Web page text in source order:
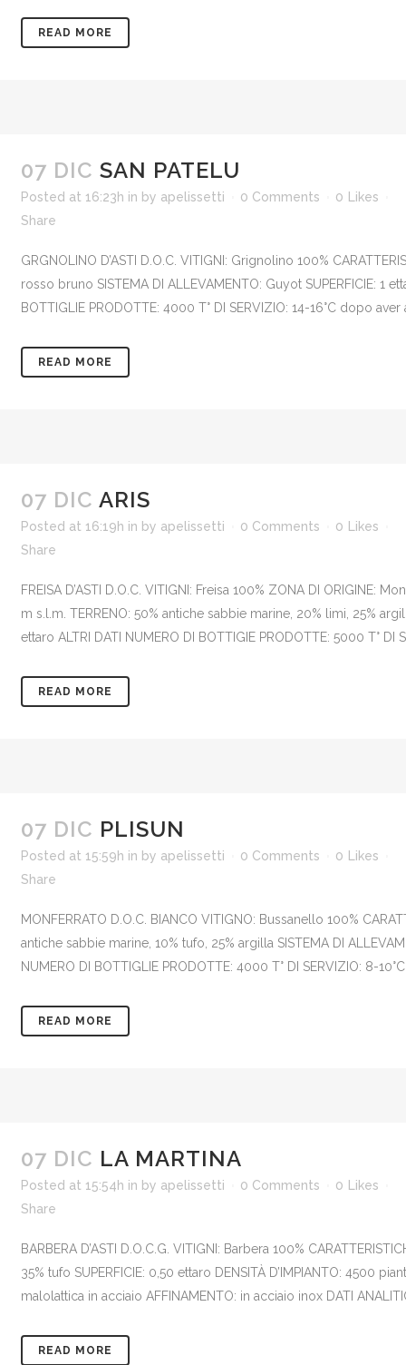
READ MORE
07 DIC SAN PATELU
Posted at 16:23h in by apelissetti 0 Comments 0
Likes
Share
GRGNOLINO D’ASTI D.O.C. VITIGNI: Grignolino 100%
rosso bruno SISTEMA DI ALLEVAMENTO: Guyot SUPERFICIE: 1
BOTTIGLIE PRODOTTE: 4000 T° DI SERVIZIO: 14-16°C dopo
READ MORE
07 DIC ARIS
Posted at 16:19h in by apelissetti 0 Comments 0
Likes
Share
FREISA D’ASTI D.O.C. VITIGNI: Freisa 100% ZONA DI ORIGINE:
m s.l.m. TERRENO: 50% antiche sabbie marine, 20% limi, 25%
ettaro ALTRI DATI NUMERO DI BOTTIGIE PRODOTTE: 5000 T° DI
READ MORE
07 DIC PLISUN
Posted at 15:59h in by apelissetti 0 Comments 0
Likes
Share
MONFERRATO D.O.C. BIANCO VITIGNO: Bussanello 100%
antiche sabbie marine, 10% tufo, 25% argilla SISTEMA DI
NUMERO DI BOTTIGLIE PRODOTTE: 4000 T° DI SERVIZIO: 8-10°C
READ MORE
07 DIC LA MARTINA
Posted at 15:54h in by apelissetti 0 Comments 0
Likes
Share
BARBERA D’ASTI D.O.C.G. VITIGNI: Barbera 100%
35% tufo SUPERFICIE: 0,50 ettaro DENSITÀ D’IMPIANTO: 4500
malolattica in acciaio AFFINAMENTO: in acciaio inox DATI
READ MORE